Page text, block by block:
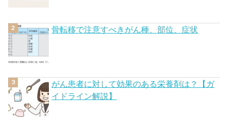
骨転移で注意すべきがん種、部位、症状
がん患者に対して効果のある栄養剤は？【ガ
イドライン解説】